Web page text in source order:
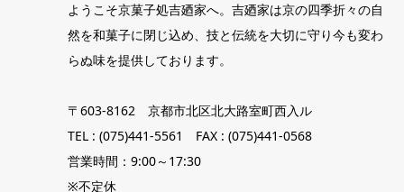
ようこそ京菓子処吉廼家へ。吉廼家は京の四季折々の自
然を和菓子に閉じ込め、技と伝統を大切に守り今も変わ
らぬ味を提供しております。
〒603-8162 京都市北区北大路室町西入ル
TEL : (075)441-5561 FAX : (075)441-0568
営業時間：9:00～17:30
※不定休